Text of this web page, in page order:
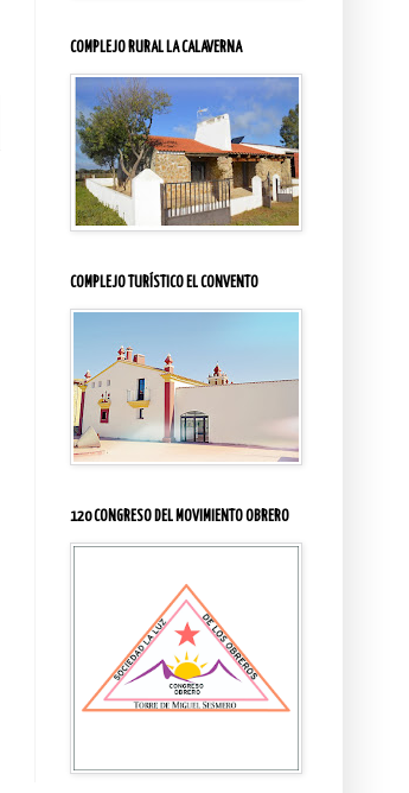
COMPLEJO RURAL LA CALAVERNA
COMPLEJO TURÍSTICO EL CONVENTO
120 CONGRESO DEL MOVIMIENTO OBRERO